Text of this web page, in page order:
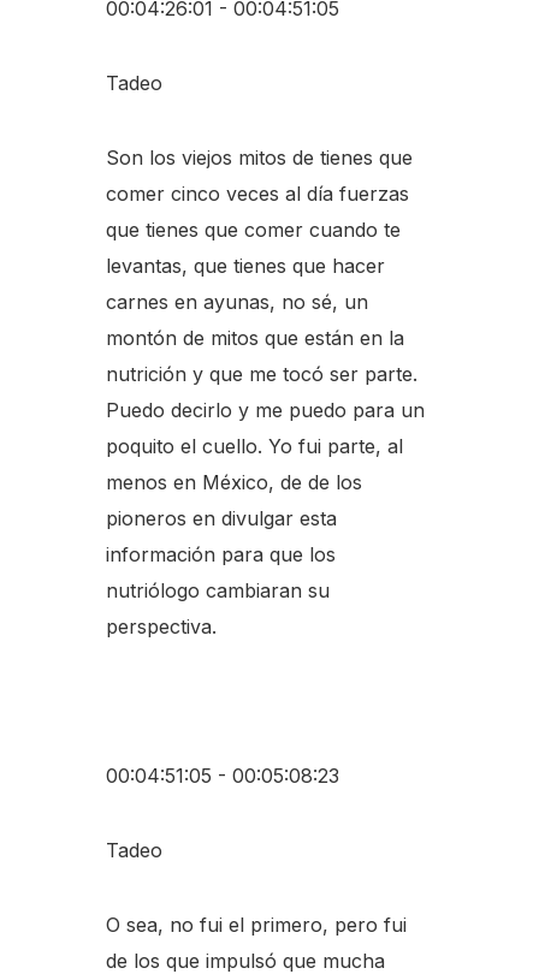
00:04:26:01 - 00:04:51:05
Tadeo
Son los viejos mitos de tienes que
comer cinco veces al día fuerzas
que tienes que comer cuando te
levantas, que tienes que hacer
carnes en ayunas, no sé, un
montón de mitos que están en la
nutrición y que me tocó ser parte.
Puedo decirlo y me puedo para un
poquito el cuello. Yo fui parte, al
menos en México, de de los
pioneros en divulgar esta
información para que los
nutriólogo cambiaran su
perspectiva.
00:04:51:05 - 00:05:08:23
Tadeo
O sea, no fui el primero, pero fui
de los que impulsó que mucha